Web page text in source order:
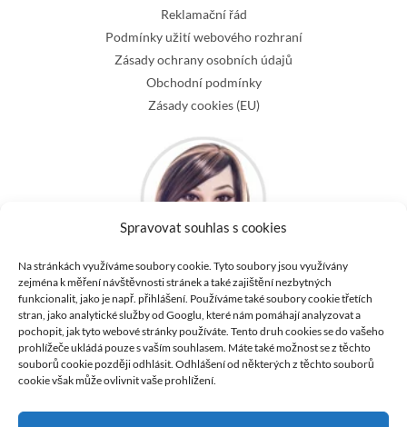
Spravovat souhlas s cookies
Na stránkách využíváme soubory cookie. Tyto soubory jsou využívány
zejména k měření návštěvnosti stránek a také zajištění nezbytných
funkcionalit, jako je např. přihlášení. Používáme také soubory cookie třetích
stran, jako analytické služby od Googlu, které nám pomáhají analyzovat a
pochopit, jak tyto webové stránky používáte. Tento druh cookies se do vašeho
prohlížeče ukládá pouze s vaším souhlasem. Máte také možnost se z těchto
souborů cookie později odhlásit. Odhlášení od některých z těchto souborů
cookie však může ovlivnit vaše prohlížení.
Reklamační řád
Podmínky užití webového rozhraní
Zásady ochrany osobních údajů
Obchodní podmínky
Zásady cookies (EU)
Kontaktujte nás
Email:info@irontech-doll.cz
Telefon: +420 606 770 010
Zákaznická linka od 9:00h - 17:00h Po-Pá